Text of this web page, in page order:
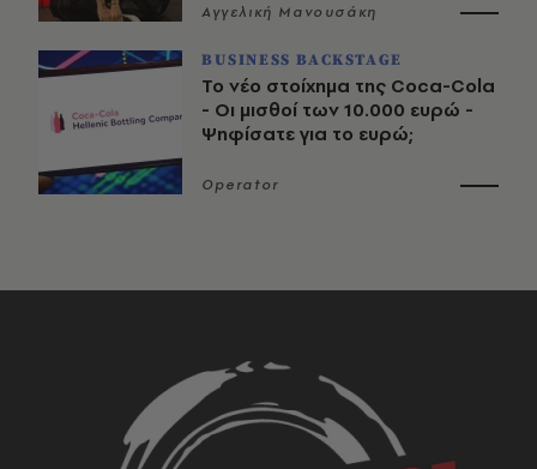
Αγγελική Μανουσάκη
BUSINESS BACKSTAGE
Το νέο στοίχημα της Coca-Cola
- Οι μισθοί των 10.000 ευρώ -
Ψηφίσατε για το ευρώ;
Operator